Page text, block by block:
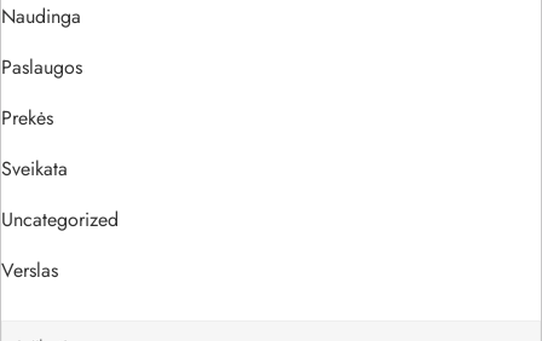
Naudinga
Paslaugos
Prekės
Sveikata
Uncategorized
Verslas
Ieškoti: